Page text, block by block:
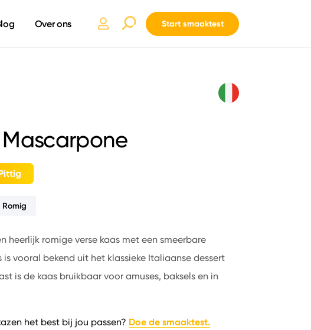
Over ons Start smaaktest
Romig
heerlijk romige verse kaas met een smeerbare
is vooral bekend uit het klassieke Italiaanse dessert
is de kaas bruikbaar voor amuses, baksels en in
het best bij jou passen? Doe de smaaktest.